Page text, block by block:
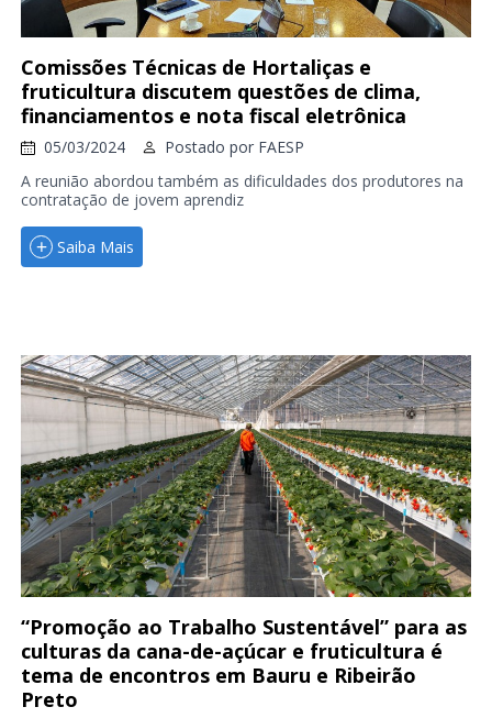
Comissões Técnicas de Hortaliças e
fruticultura discutem questões de clima,
financiamentos e nota fiscal eletrônica
05/03/2024 Postado por FAESP
A reunião abordou também as dificuldades dos produtores na
contratação de jovem aprendiz
Saiba Mais
“Promoção ao Trabalho Sustentável” para as
culturas da cana-de-açúcar e fruticultura é
tema de encontros em Bauru e Ribeirão
Preto